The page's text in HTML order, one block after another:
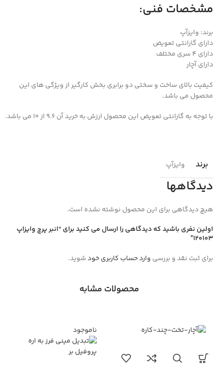
مشخصات فنی:
برند: وایزآپ
دارای گارانتی تعویض
دارای 4 سری مختلف
دارای آچار
کیفیت بالای ساخت و سختی دو برابری بخش کارگیر از ویژگی های این
محصول می باشد.
با توجه به گارانتی تعویض این محصول ارزش به خرید آن 9.6 از 10 می باشد.
برند وایزآپ
دیدگاهها
هیچ دیدگاهی برای این محصول نوشته نشده است.
اولین نفری باشید که دیدگاهی را ارسال می کنید برای “انبر پرچ وایزاپ
120103”
برای ثبت نقد و بررسی وارد حساب کاربری خودشوید.
محصولات مشابه
ناموجود